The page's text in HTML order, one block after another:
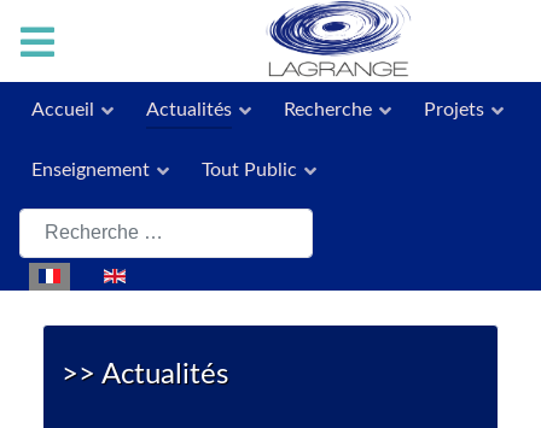
Accueil Actualités Recherche Projets
Enseignement Tout Public
Rechercher
Sélectionnez votre langue
>> Actualités